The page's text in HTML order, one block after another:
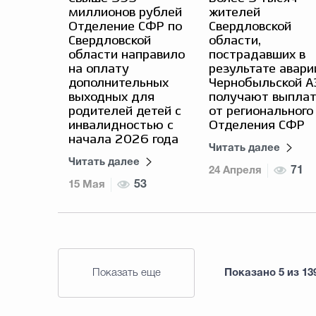
миллионов рублей
Отделение СФР по
Свердловской
области направило
на оплату
дополнительных
выходных для
родителей детей с
инвалидностью с
начала 2026 года
Читать далее
15 Мая 53
жителей
Свердловской
области,
пострадавших в
результате
Чернобыльской
получают
от регионального
Отделения СФР
Читать далее
24 Апреля 71
Показать еще Показано 5 из